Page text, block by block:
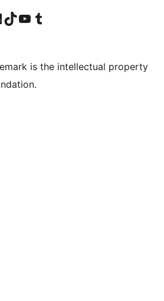
ziyaret edin
TikTok hesabımızı ziyaret edinYouTube kanalımızı ziyaret edinTumblr hesabımızı ziyaret edin
is the intellectual property